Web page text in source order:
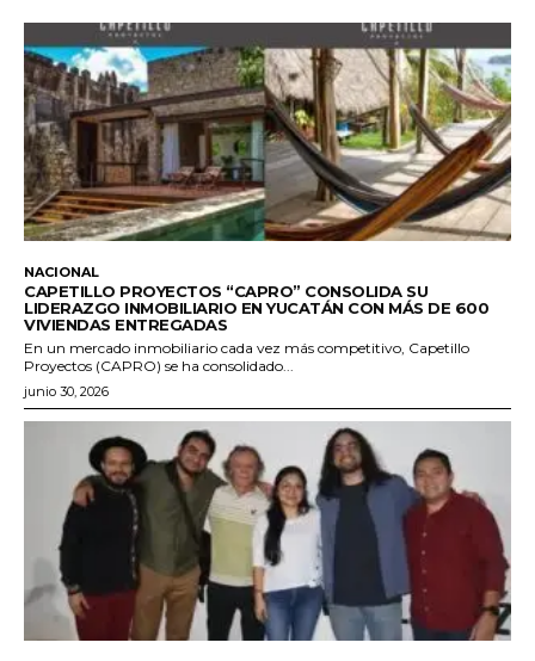
NACIONAL
CAPETILLO PROYECTOS “CAPRO” CONSOLIDA SU
LIDERAZGO INMOBILIARIO EN YUCATÁN CON MÁS DE 600
VIVIENDAS ENTREGADAS
En un mercado inmobiliario cada vez más competitivo, Capetillo
Proyectos (CAPRO) se ha consolidado...
junio 30, 2026